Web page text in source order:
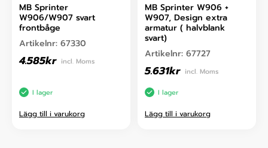
MB Sprinter
W906/W907 svart
frontbåge
Artikelnr: 67330
4.585kr incl. Moms
I lager
Lägg till i varukorg
MB Sprinter W906 +
W907, Design extra
armatur ( halvblank
svart)
Artikelnr: 67727
5.631kr incl. Moms
I lager
Lägg till i varukorg